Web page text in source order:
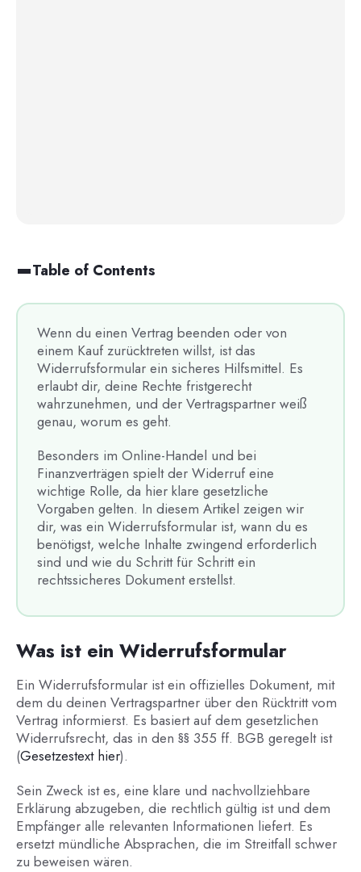
Wenn du einen Vertrag beenden oder von
einem Kauf zurücktreten willst, ist das
Widerrufsformular ein sicheres Hilfsmittel. Es
erlaubt dir, deine Rechte fristgerecht
wahrzunehmen, und der Vertragspartner weiß
genau, worum es geht.
Besonders im Online-Handel und bei
Finanzverträgen spielt der Widerruf eine
wichtige Rolle, da hier klare gesetzliche
Vorgaben gelten. In diesem Artikel zeigen wir
dir, was ein Widerrufsformular ist, wann du es
benötigst, welche Inhalte zwingend erforderlich
sind und wie du Schritt für Schritt ein
rechtssicheres Dokument erstellst.
Table of Contents
Was ist ein Widerrufsformular
Ein Widerrufsformular ist ein offizielles Dokument, mit
dem du deinen Vertragspartner über den Rücktritt vom
Vertrag informierst. Es basiert auf dem gesetzlichen
Widerrufsrecht, das in den §§ 355 ff. BGB geregelt ist
(Gesetzestext hier).
Sein Zweck ist es, eine klare und nachvollziehbare
Erklärung abzugeben, die rechtlich gültig ist und dem
Empfänger alle relevanten Informationen liefert. Es
ersetzt mündliche Absprachen, die im Streitfall schwer
zu beweisen wären.